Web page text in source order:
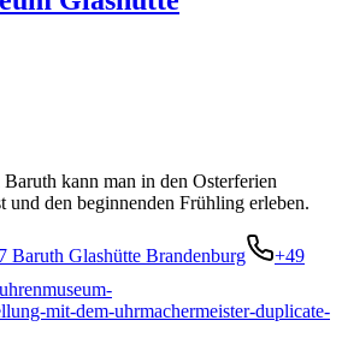
kann man in den Osterferien
und den beginnenden Frühling erleben.
Baruth Glashütte Brandenburg
+49
mit-dem-uhrmachermeister-duplicate-